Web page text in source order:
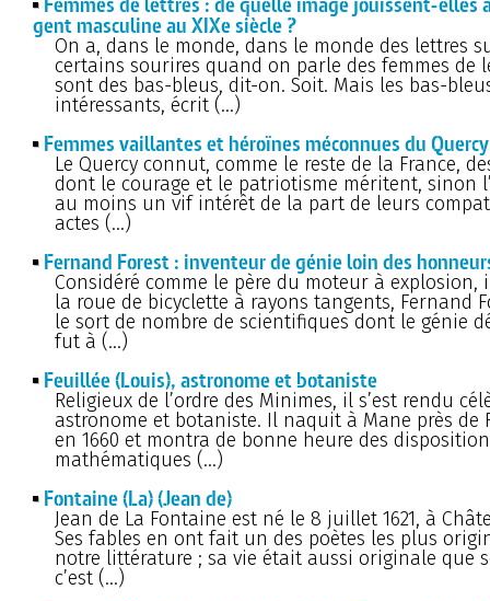
gent masculine au XIXe siècle ?
On a, dans le monde, dans le monde des lettres
certains sourires quand on parle des femmes de
sont des bas-bleus, dit-on. Soit. Mais les bas-
intéressants, écrit (…)
Femmes vaillantes et héroïnes méconnues du Quercy
Le Quercy connut, comme le reste de la France,
dont le courage et le patriotisme méritent, sinon
au moins un vif intérêt de la part de leurs
actes (…)
Fernand Forest : inventeur de génie loin des
Considéré comme le père du moteur à explosion,
la roue de bicyclette à rayons tangents, Fernand
le sort de nombre de scientifiques dont le génie
fut à (…)
Feuillée (Louis), astronome et botaniste
Religieux de l’ordre des Minimes, il s’est rendu
astronome et botaniste. Il naquit à Mane près de
en 1660 et montra de bonne heure des
mathématiques (…)
Fontaine (La) (Jean de)
Jean de La Fontaine est né le 8 juillet 1621, à
Ses fables en ont fait un des poètes les plus
notre littérature ; sa vie était aussi originale que
c’est (…)